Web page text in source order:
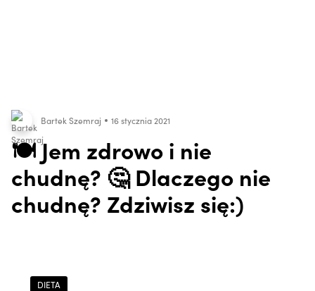
Bartek Szemraj 16 stycznia 2021
🍽 Jem zdrowo i nie
chudnę? 🤔 Dlaczego nie
chudnę? Zdziwisz się:)
DIETA